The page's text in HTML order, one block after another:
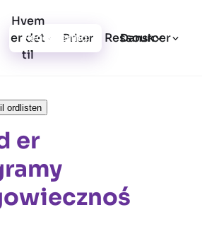
Hvem
er det
til
Priser Ressourcer
Registrering Dansk
ordlisten
er